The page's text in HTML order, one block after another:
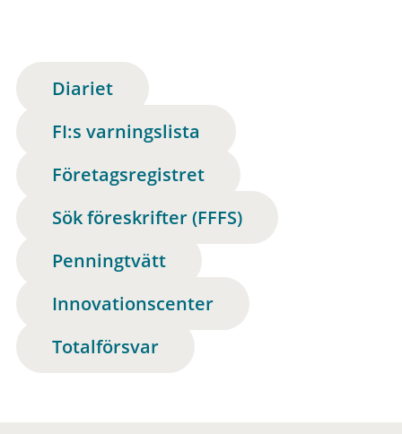
Diariet
FI:s varningslista
Företagsregistret
Sök föreskrifter (FFFS)
Penningtvätt
Innovationscenter
Totalförsvar